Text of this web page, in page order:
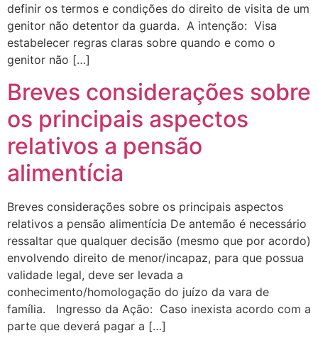
definir os termos e condições do direito de visita de um
genitor não detentor da guarda. A intenção: Visa
estabelecer regras claras sobre quando e como o
genitor não […]
Breves considerações sobre
os principais aspectos
relativos a pensão
alimentícia
Breves considerações sobre os principais aspectos
relativos a pensão alimentícia De antemão é necessário
ressaltar que qualquer decisão (mesmo que por acordo)
envolvendo direito de menor/incapaz, para que possua
validade legal, deve ser levada a
conhecimento/homologação do juízo da vara de
família. Ingresso da Ação: Caso inexista acordo com a
parte que deverá pagar a […]